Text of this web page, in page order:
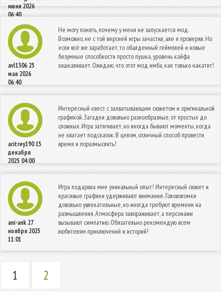
июня 2026
06:40
avl1306 25
мая 2026
06:40
Не могу понять, почему у меня не запускается мод.
Возможно, не с той версией игры зачастил, але я проверял. Но
если всё же заработает, то обалденный геймплей и новые
безумные способности просто пушка, уровень кайфа
зашкаливает. Ожидаю, что этот мод имба, как только накатит!
aritrey19015
декабря
2025 04:00
Интересный квест с захватывающим сюжетом и оригинальной
графикой. Загадки довольно разнообразные, от простых до
сложных. Игра затягивает, но иногда бывают моменты, когда
не хватает подсказок. В целом, отличный способ провести
время и поразмыслить!
ani-ank 27
ноября 2025
11:01
Игра подарила мне уникальный опыт! Интересный сюжет и
красивые графики удерживают внимание. Головоломки
довольно увлекательные, но иногда требуют времени на
размышления. Атмосфера завораживает, а персонажи
вызывают симпатию. Обязательно рекомендую всем
любителям приключений и историй!
1 2